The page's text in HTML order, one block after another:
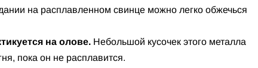
на расплавленном свинце можно легко обжечься
на олове. Небольшой кусочек этого металла
пока он не расплавится.